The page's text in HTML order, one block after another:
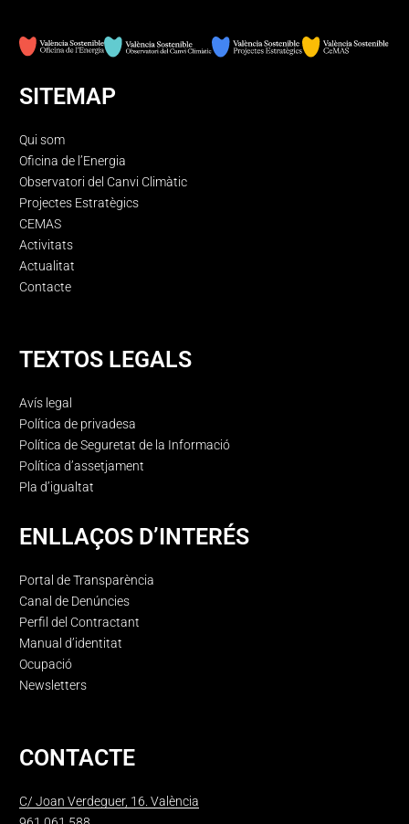
SITEMAP
Qui som
Oficina de l’Energia
Observatori del Canvi Climàtic
Projectes Estratègics
CEMAS
Activitats
Actualitat
Contacte
TEXTOS LEGALS
Avís legal
Política de privadesa
Política de Seguretat de la Informació
Política d’assetjament
Pla d’igualtat
ENLLAÇOS D’INTERÉS
Portal de Transparència
Canal de Denúncies
Perfil del Contractant
Manual d’identitat
Ocupació
Newsletters
CONTACTE
C/ Joan Verdeguer, 16. València